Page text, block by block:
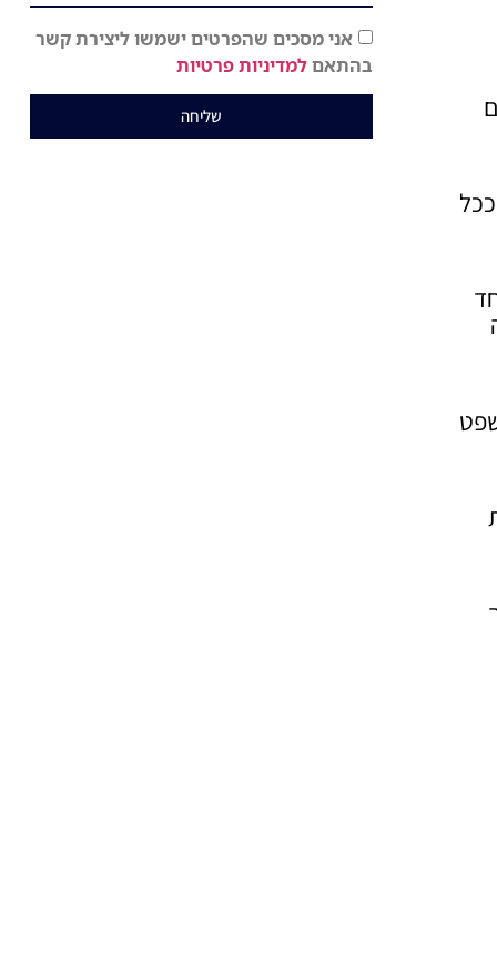
אני מסכים שהפרטים ישמשו ליצירת קשר
בהתאםלמדיניות פרטיות
שליחה